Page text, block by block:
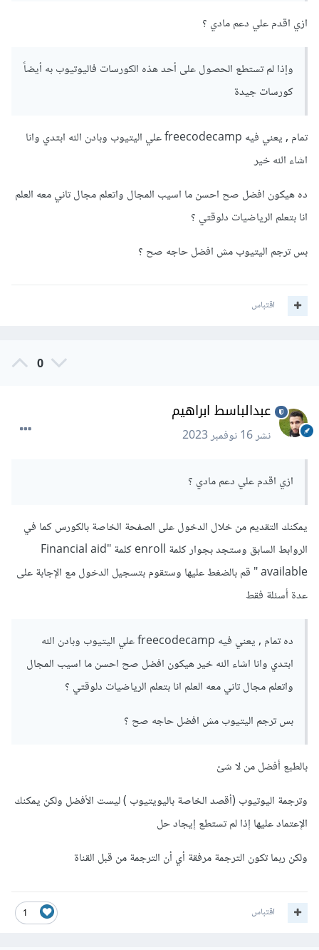
كورسات جيدة
ازي اقدم علي دعم مادي ؟
وإذا لم تستطع الحصول على أحد هذه الكورسات فاليوتيوب به أيضاً
كورسات جيدة
تمام , يعني فيه freecodecamp علي اليتيوب وبادن الله ابتدي وانا
اشاء الله خير
ده هيكون افضل صح احسن ما اسيب المجال واتعلم مجال تاني معه العلم
انا بتعلم الرياضيات دلوقتي ؟
بس ترجم اليتيوب مش افضل حاجه صح ؟
اقتباس
0
عبدالباسط ابراهيم
نشر16 نوفمبر 2023
ازي اقدم علي دعم مادي ؟
يمكنك التقديم من خلال الدخول على الصفحة الخاصة بالكورس كما في
الروابط السابق وستجد بجوار كلمة enroll كلمة "Financial aid
available " قم بالضغط عليها وستقوم بتسجيل الدخول مع الإجابة على
عدة أسئلة فقط
ده تمام , يعني فيه freecodecamp علي اليتيوب وبادن الله
ابتدي وانا اشاء الله خير هيكون افضل صح احسن ما اسيب المجال
واتعلم مجال تاني معه العلم انا بتعلم الرياضيات دلوقتي ؟
بس ترجم اليتيوب مش افضل حاجه صح ؟
بالطبع أفضل من لا شئ
وترجمة اليوتيوب (أقصد الخاصة باليويتيوب ) ليست الأفضل ولكن يمكنك
الإعتماد عليها إذا لم تستطع إيجاد حل
ولكن ربما تكون الترجمة مرفقة أي أن الترجمة من قبل القناة
1 اقتباس